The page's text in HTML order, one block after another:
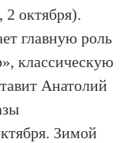
2 октября).
главную роль
классическую
Анатолий
Зимой